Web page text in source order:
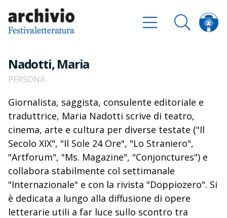
Nadotti, Maria
PERSONA
Giornalista, saggista, consulente editoriale e
traduttrice, Maria Nadotti scrive di teatro,
cinema, arte e cultura per diverse testate ("Il
Secolo XIX", "Il Sole 24 Ore", "Lo Straniero",
"Artforum", "Ms. Magazine", "Conjonctures") e
collabora stabilmente col settimanale
"Internazionale" e con la rivista "Doppiozero". Si
è dedicata a lungo alla diffusione di opere
letterarie utili a far luce sullo scontro tra